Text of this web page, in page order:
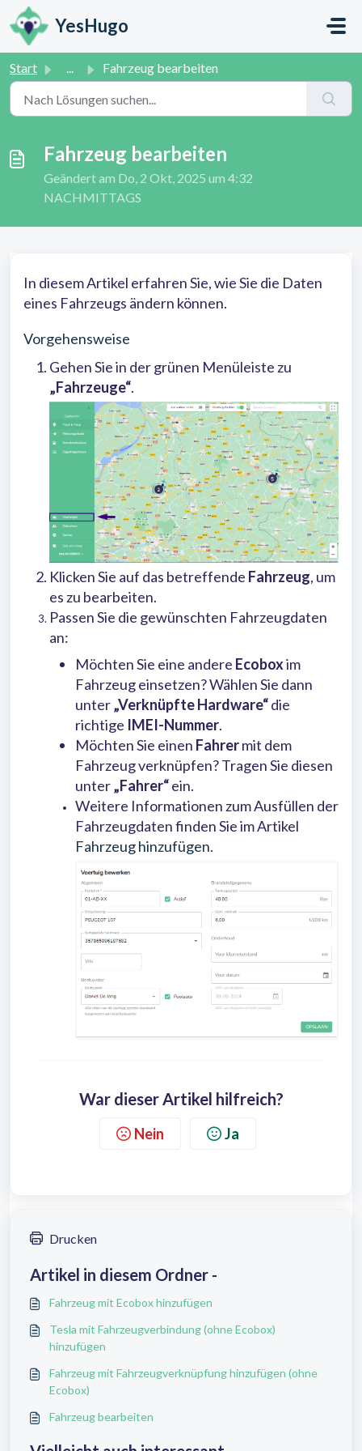
Zum hauptsächlichen Inhalt gehen
YesHugo
Start ... Fahrzeug bearbeiten
Fahrzeug bearbeiten
Geändert am Do, 2 Okt, 2025 um 4:32
NACHMITTAGS
In diesem Artikel erfahren Sie, wie Sie die Daten
eines Fahrzeugs ändern können.
Vorgehensweise
Gehen Sie in der grünen Menüleiste zu
„Fahrzeuge“.
Klicken Sie auf das betreffende Fahrzeug, um
es zu bearbeiten.
Passen Sie die gewünschten Fahrzeugdaten
an:
Möchten Sie eine andere Ecoboxim
Fahrzeug einsetzen? Wählen Sie dann
unter„Verknüpfte Hardware“die
richtige IMEI-Nummer.
Möchten Sie einen Fahrermit dem
Fahrzeug verknüpfen? Tragen Sie diesen
unter„Fahrer“ein.
Weitere Informationen zum Ausfüllen der
Fahrzeugdaten finden Sie im Artikel
Fahrzeug hinzufügen.
War dieser Artikel hilfreich?
Nein Ja
Drucken
Artikel in diesem Ordner -
Fahrzeug mit Ecobox hinzufügen
Tesla mit Fahrzeugverbindung (ohne Ecobox)
hinzufügen
Fahrzeug mit Fahrzeugverknüpfung hinzufügen (ohne
Ecobox)
Fahrzeug bearbeiten